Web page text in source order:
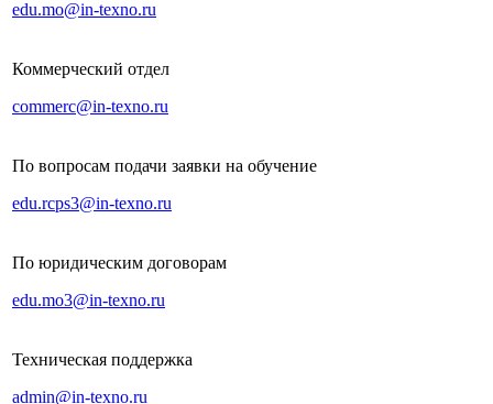
edu.mo@in-texno.ru
Коммерческий отдел
commerc@in-texno.ru
По вопросам подачи заявки на обучение
edu.rcps3@in-texno.ru
По юридическим договорам
edu.mo3@in-texno.ru
Техническая поддержка
admin@in-texno.ru